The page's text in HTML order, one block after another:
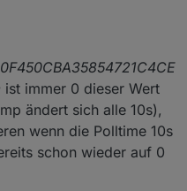
ist immer 0 dieser Wert
ändert sich alle 10s),
wenn die Polltime 10s
schon wieder auf 0